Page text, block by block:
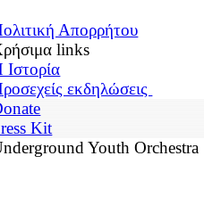
Απορρήτου
links
Ιστορία
εκδηλώσεις
Kit
Youth Orchestra